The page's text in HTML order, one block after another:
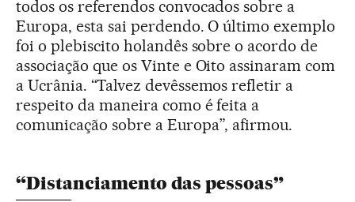
todos os referendos convocados sobre a
Europa, esta sai perdendo. O último exemplo
foi o plebiscito holandês sobre o acordo de
associação que os Vinte e Oito assinaram com
a Ucrânia. “Talvez devêssemos refletir a
respeito da maneira como é feita a
comunicação sobre a Europa”, afirmou.
“Distanciamento das pessoas”